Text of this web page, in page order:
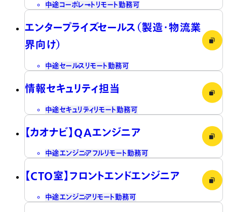
中途コーポレート リモート勤務可
エンタープライズセールス（製造・物流業
界向け）
中途セールス リモート勤務可
情報セキュリティ担当
中途セキュリティリモート勤務可
【カオナビ】QAエンジニア
中途エンジニア フルリモート勤務可
【CTO室】フロントエンドエンジニア
中途エンジニア リモート勤務可